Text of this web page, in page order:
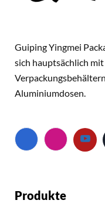
Guiping Yingmei
sich hauptsächlich
Aluminiumdosen.
Produkte